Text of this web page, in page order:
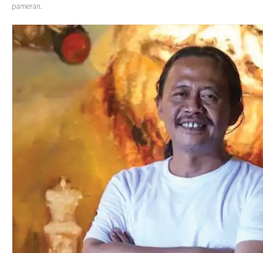
pameran.